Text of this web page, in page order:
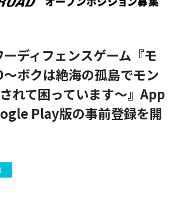
ディフェンスゲーム『モ
ボクは絶海の孤島でモン
れて困っています～』App
Play版の事前登録を開